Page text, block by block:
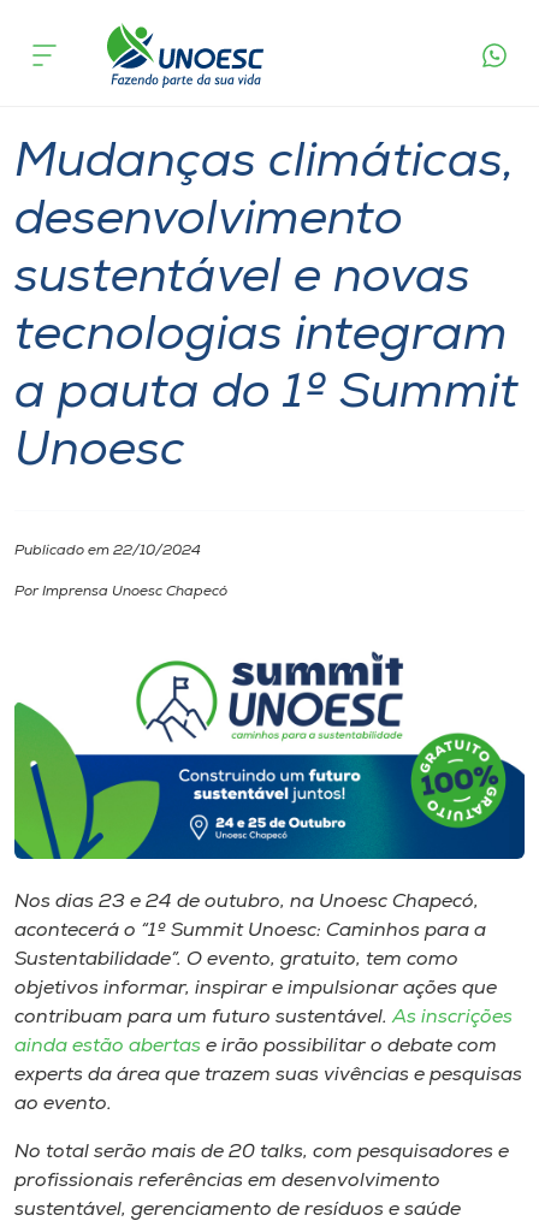
Cursos
Pesquisa
Atendimento ao Estudante
Portal de Ensino
Unoesc
I.nova
Cultura
CPA
Editora
Rádio
Museu
Unoesc
Store
acontece
pauta do 1º Summit Unoesc
Mudanças climáticas,
desenvolvimento
sustentável e novas
tecnologias integram
a pauta do 1º Summit
Unoesc
Publicado em 22/10/2024
Por Imprensa Unoesc Chapecó
Nos dias 23 e 24 de outubro, na Unoesc Chapecó,
acontecerá o “1º Summit Unoesc: Caminhos para a
Sustentabilidade”. O evento, gratuito, tem como
objetivos informar, inspirar e impulsionar ações que
contribuam para um futuro sustentável.As inscrições
ainda estão abertas e irão possibilitar o debate com
experts da área que trazem suas vivências e pesquisas
ao evento.
No total serão mais de 20 talks, com pesquisadores e
profissionais referências em desenvolvimento
sustentável, gerenciamento de resíduos e saúde